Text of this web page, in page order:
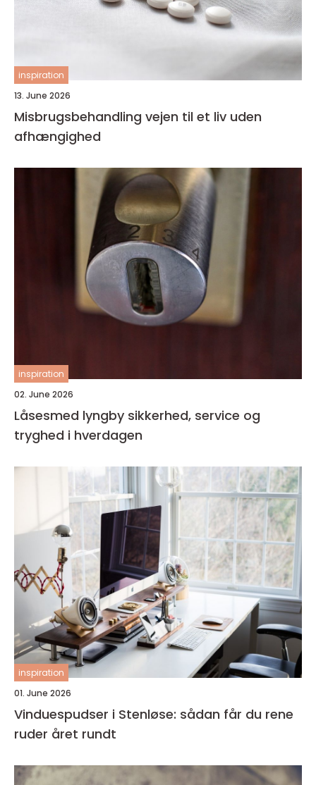
inspiration
13. June 2026
Misbrugsbehandling vejen til et liv uden
afhængighed
inspiration
02. June 2026
Låsesmed lyngby sikkerhed, service og
tryghed i hverdagen
inspiration
01. June 2026
Vinduespudser i Stenløse: sådan får du rene
ruder året rundt